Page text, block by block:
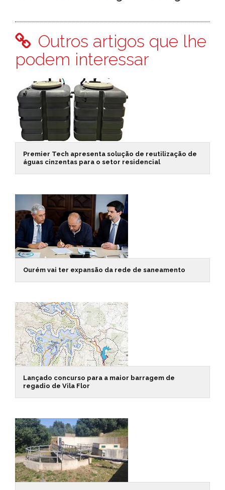
Outros artigos que lhe
podem interessar
Premier Tech apresenta solução de reutilização de
águas cinzentas para o setor residencial
Ourém vai ter expansão da rede de saneamento
Lançado concurso para a maior barragem de
regadio de Vila Flor